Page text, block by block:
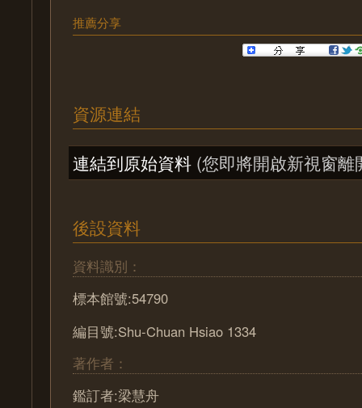
推薦分享
資源連結
連結到原始資料 (您即將開啟新視窗離
後設資料
資料識別：
標本館號:54790
編目號:Shu-Chuan Hsiao 1334
著作者：
鑑訂者:梁慧舟